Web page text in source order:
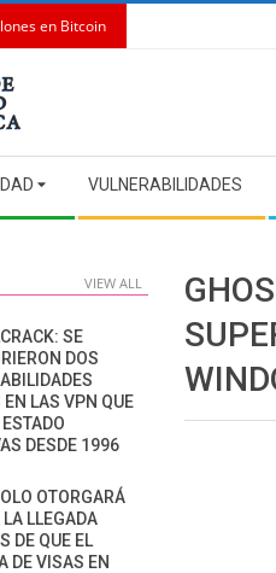
en Bitcoin
VULNERABILIDADES
VIEW ALL
SE
DOS
EN LAS VPN QUE
DESDE 1996
OTORGARÁ
LLEGADA
DE QUE EL
DE VISAS EN